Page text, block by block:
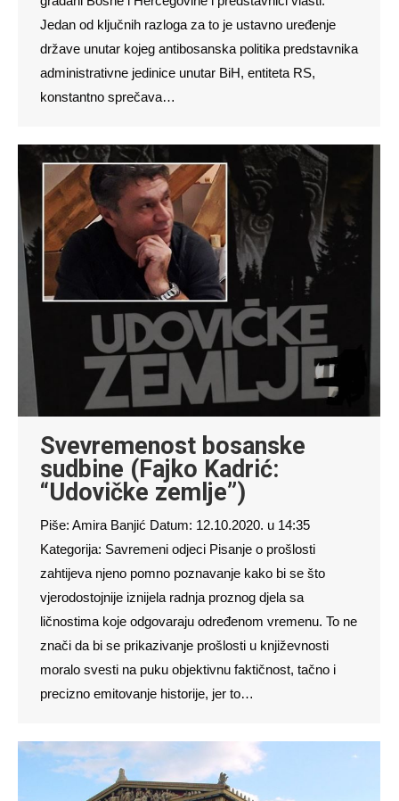
Jedan od ključnih razloga za to je ustavno uređenje
države unutar kojeg antibosanska politika predstavnika
administrativne jedinice unutar BiH, entiteta RS,
konstantno sprečava…
Svevremenost bosanske
sudbine (Fajko Kadrić:
“Udovičke zemlje”)
Piše: Amira Banjić Datum: 12.10.2020. u 14:35
Kategorija: Savremeni odjeci Pisanje o prošlosti
zahtijeva njeno pomno poznavanje kako bi se što
vjerodostojnije iznijela radnja proznog djela sa
ličnostima koje odgovaraju određenom vremenu. To ne
znači da bi se prikazivanje prošlosti u književnosti
moralo svesti na puku objektivnu faktičnost, tačno i
precizno emitovanje historije, jer to…